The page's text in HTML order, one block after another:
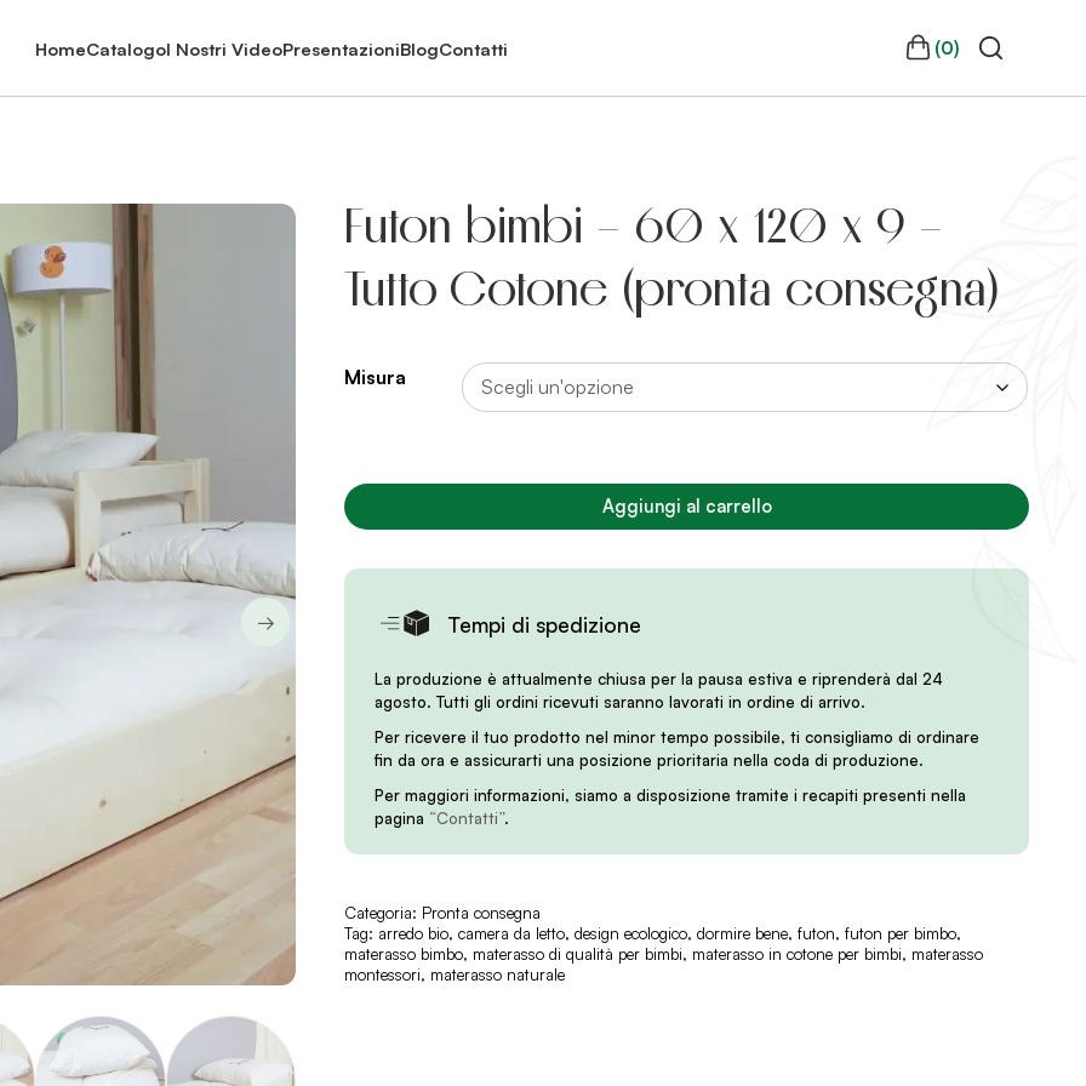
HomeCatalogoI Nostri VideoPresentazioniBlogContatti (0)
→
Futon bimbi – 60 x 120 x 9 –
Tutto Cotone (pronta consegna)
Misura
Aggiungi al carrello
Tempi di spedizione
La produzione è attualmente chiusa per la pausa estiva e riprenderà dal 24
agosto. Tutti gli ordini ricevuti saranno lavorati in ordine di arrivo.
Per ricevere il tuo prodotto nel minor tempo possibile, ti consigliamo di ordinare
fin da ora e assicurarti una posizione prioritaria nella coda di produzione.
Per maggiori informazioni, siamo a disposizione tramite i recapiti presenti nella
pagina “Contatti”.
Categoria: Pronta consegna
Tag: arredo bio,camera da letto,design ecologico,dormire bene,futon,futon per bimbo,
materasso bimbo, materasso di qualità per bimbi, materasso in cotone per bimbi, materasso
montessori, materasso naturale